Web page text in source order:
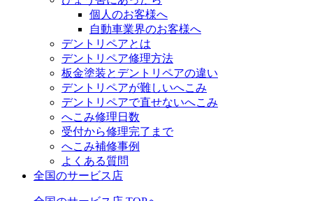
個人のお客様へ
自動車業界のお客様へ
デントリペアとは
デントリペア修理方法
板金塗装とデントリペアの違い
デントリペアが難しいへこみ
デントリペアで直せないへこみ
へこみ修理日数
受付から修理完了まで
へこみ補修事例
よくある質問
全国のサービス店